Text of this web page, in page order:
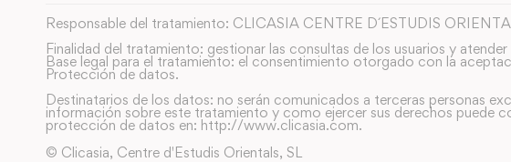
Responsable del tratamiento: CLICASIA CENTRE D´ESTUDIS
Finalidad del tratamiento: gestionar las consultas de los usuarios y
Base legal para el tratamiento: el consentimiento otorgado con la
Protección de datos.
Destinatarios de los datos: no serán comunicados a terceras personas
información sobre este tratamiento y como ejercer sus derechos puede
protección de datos en: http://www.clicasia.com.
© Clicasia, Centre d'Estudis Orientals, SL